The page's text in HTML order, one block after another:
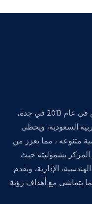
مركز التعليم المتكامل للتدريب، تأسس في عام 2013 في جدة،
السعودية، ويحظى
متنوعه ، مما يعزز من
المركز بشموليته حيث
الإدارية، ويقدم
بما يتماشى مع أهداف رؤية